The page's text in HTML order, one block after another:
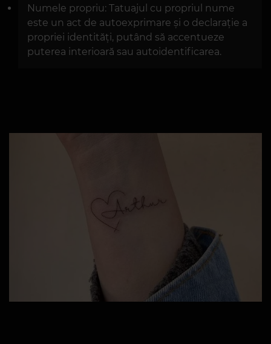
Numele propriu: Tatuajul cu propriul nume
este un act de autoexprimare și o declarație a
propriei identități, putând să accentueze
puterea interioară sau autoidentificarea.